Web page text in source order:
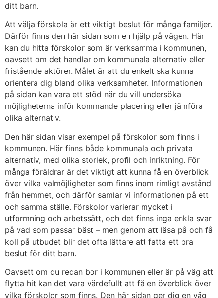
ditt barn.
Att välja förskola är ett viktigt beslut för många familjer.
Därför finns den här sidan som en hjälp på vägen. Här
kan du hitta förskolor som är verksamma i kommunen,
oavsett om det handlar om kommunala alternativ eller
fristående aktörer. Målet är att du enkelt ska kunna
orientera dig bland olika verksamheter. Informationen
på sidan kan vara ett stöd när du vill undersöka
möjligheterna inför kommande placering eller jämföra
olika alternativ.
Den här sidan visar exempel på förskolor som finns i
kommunen. Här finns både kommunala och privata
alternativ, med olika storlek, profil och inriktning. För
många föräldrar är det viktigt att kunna få en överblick
över vilka valmöjligheter som finns inom rimligt avstånd
från hemmet, och därför samlar vi informationen på ett
och samma ställe. Förskolor varierar mycket i
utformning och arbetssätt, och det finns inga enkla svar
på vad som passar bäst – men genom att läsa på och få
koll på utbudet blir det ofta lättare att fatta ett bra
beslut för ditt barn.
Oavsett om du redan bor i kommunen eller är på väg att
flytta hit kan det vara värdefullt att få en överblick över
vilka förskolor som finns. Den här sidan ger dig en väg